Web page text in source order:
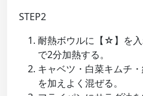
STEP2
耐熱ボウルに【☆】を
で2分加熱する。
キャベツ・白菜キムチ
を加えよく混ぜる。